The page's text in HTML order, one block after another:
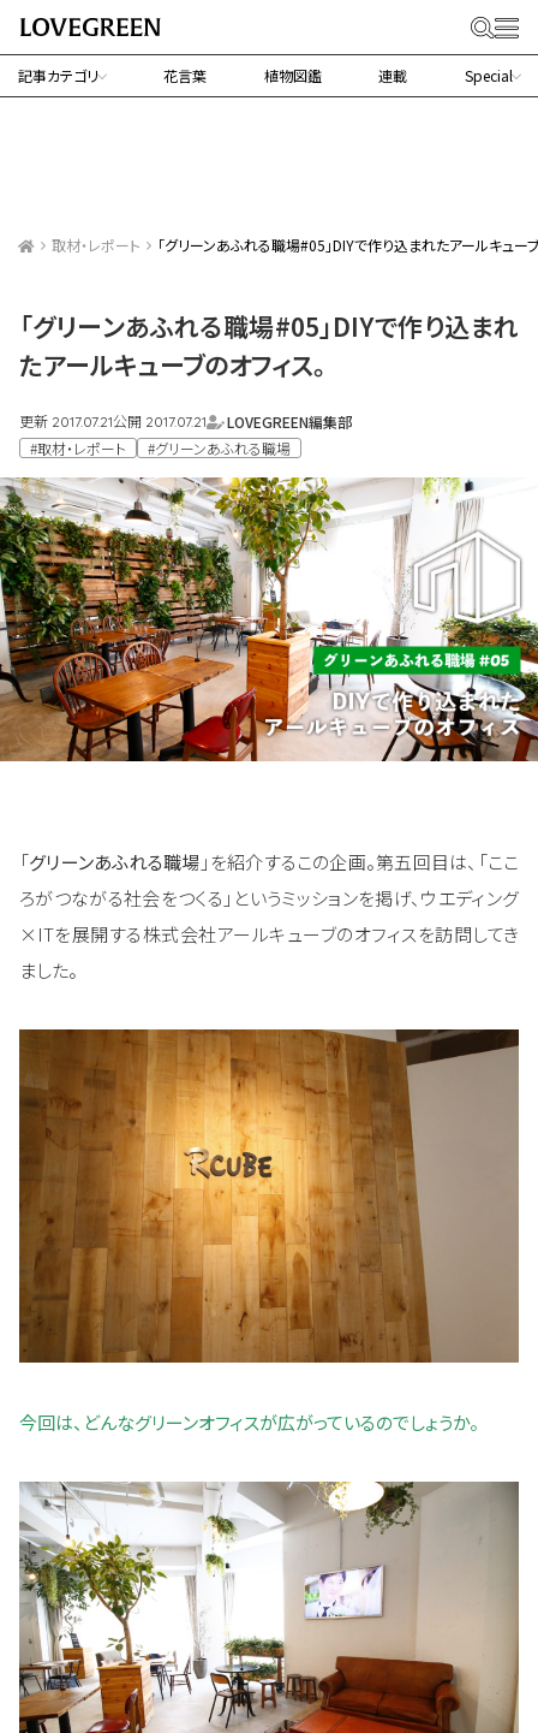
記事カテゴリ 花言葉 植物図鑑 連載 Special
取材・レポート 「グリーンあふれる職場#05」DIYで作り込まれたアールキュー
「グリーンあふれる職場#05」DIYで作り込まれ
たアールキューブのオフィス。
更新 2017.07.21公開 2017.07.21
LOVEGREEN編集部
#取材・レポート
#グリーンあふれる職場
「グリーンあふれる職場 」を紹介するこの企画。第五回目は、「ここ
ろがつながる社会をつくる」というミッションを掲げ、ウエディング
×ITを展開する株式会社アールキューブのオフィスを訪問してき
ました。
今回は、どんなグリーンオフィスが広がっているのでしょうか。